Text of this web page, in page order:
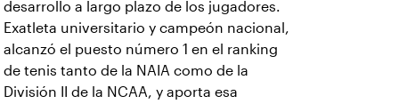
desarrollo a largo plazo de los jugadores.
Exatleta universitario y campeón nacional,
alcanzó el puesto número 1 en el ranking
de tenis tanto de la NAIA como de la
División II de la NCAA, y aporta esa